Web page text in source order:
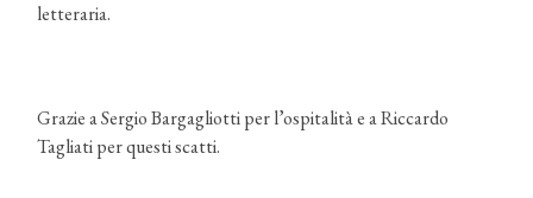
letteraria.
Grazie a Sergio Bargagliotti per l’ospitalità e a Riccardo
Tagliati per questi scatti.